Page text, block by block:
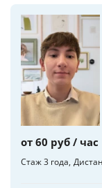
от 60 руб / час
Стаж 3 года